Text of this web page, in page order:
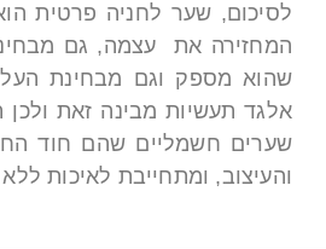
לסיכום, שער לחניה פרטית
המחזירה את עצמה, גם
שהוא מספק וגם מבחינת
אלגד תעשיות מבינה זאת ולכן
שערים חשמליים שהם חוד
והעיצוב, ומתחייבת לאיכות